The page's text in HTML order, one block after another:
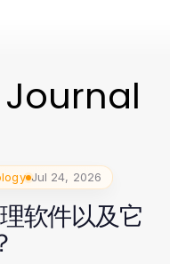
Journal
Jul 24, 2026
软件以及它